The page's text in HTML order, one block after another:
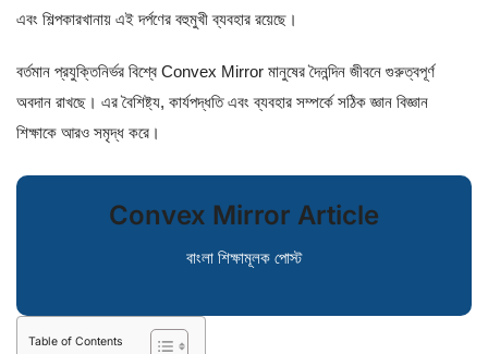
এবং শিল্পকারখানায় এই দর্পণের বহুমুখী ব্যবহার রয়েছে।
বর্তমান প্রযুক্তিনির্ভর বিশ্বে Convex Mirror মানুষের দৈনন্দিন জীবনে গুরুত্বপূর্ণ
অবদান রাখছে। এর বৈশিষ্ট্য, কার্যপদ্ধতি এবং ব্যবহার সম্পর্কে সঠিক জ্ঞান বিজ্ঞান
শিক্ষাকে আরও সমৃদ্ধ করে।
Convex Mirror Article
বাংলা শিক্ষামূলক পোস্ট
Table of Contents